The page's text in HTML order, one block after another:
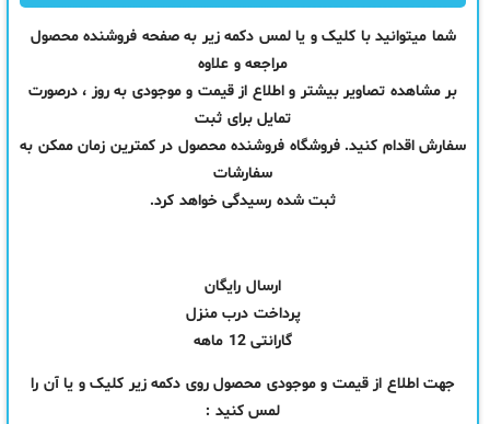
شما میتوانید با کلیک و یا لمس دکمه زیر به صفحه فروشنده محصول
مراجعه و علاوه
بر مشاهده تصاویر بیشتر و اطلاع از قیمت و موجودی به روز ، درصورت
تمایل برای ثبت
سفارش اقدام کنید. فروشگاه فروشنده محصول در کمترین زمان ممکن به
سفارشات
ثبت شده رسیدگی خواهد کرد.
ارسال رایگان
پرداخت درب منزل
گارانتی 12 ماهه
جهت اطلاع از قیمت و موجودی محصول روی دکمه زیر کلیک و یا آن را
لمس کنید :